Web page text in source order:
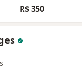
R$ 350